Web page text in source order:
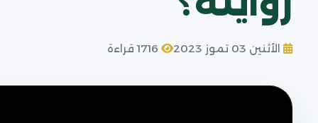
الأثنين 03 تموز 2023